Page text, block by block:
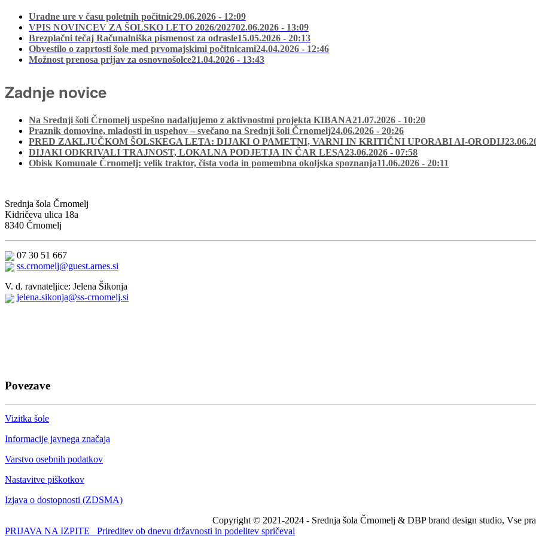
Uradne ure v času poletnih počitnic29.06.2026 - 12:09
VPIS NOVINCEV ZA ŠOLSKO LETO 2026/202702.06.2026 - 13:09
Brezplačni tečaj Računalniška pismenost za odrasle15.05.2026 - 20:13
Obvestilo o zaprtosti šole med prvomajskimi počitnicami24.04.2026 - 12:46
Možnost prenosa prijav za osnovnošolce21.04.2026 - 13:43
Zadnje novice
Na Srednji šoli Črnomelj uspešno nadaljujemo z aktivnostmi projekta KIBANA21.07.2026 - 10:20
Praznik domovine, mladosti in uspehov – svečano na Srednji šoli Črnomelj24.06.2026 - 20:26
PRED ZAKLJUČKOM ŠOLSKEGA LETA: DIJAKI O PAMETNI, VARNI IN KRITIČNI UPORABI AI-ORODIJ
DIJAKI ODKRIVALI TRAJNOST, LOKALNA PODJETJA IN ČAR LESA23.06.2026 - 07:58
Obisk Komunale Črnomelj: velik traktor, čista voda in pomembna okoljska spoznanja11.06.2026 - 20:11
Srednja šola Črnomelj
Kidričeva ulica 18a
8340 Črnomelj
07 30 51 667
ss.crnomelj@guest.arnes.si
V. d. ravnateljice: Jelena Šikonja
jelena.sikonja@ss-crnomelj.si
Povezave
Vizitka šole
Informacije javnega značaja
Varstvo osebnih podatkov
Nastavitve piškotkov
Izjava o dostopnosti (ZDSMA)
Copyright © 2021-2024 - Srednja šola Črnomelj & DBP brand design studio, Vse
PRIJAVA NA IZPITE
Prireditev ob dnevu državnosti in podelitev spričeval